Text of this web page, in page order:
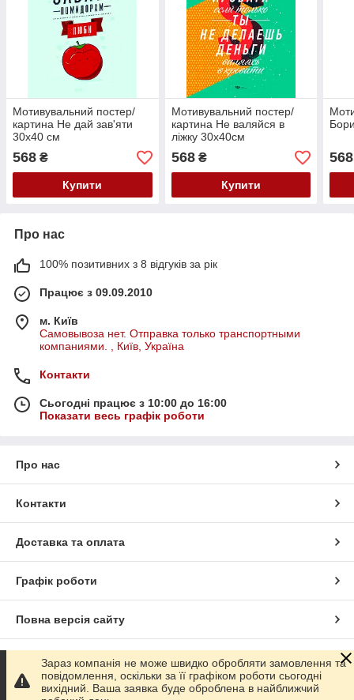
Мотивувальний постер/
картина Не дай зав'яти
30х40 см
568 ₴
Купити
Мотивувальний постер/
картина Не валяйся в
ліжку 30х40см
568₴
Купити
568
Про нас
100% позитивних з 8 відгуків за рік
Працює з 09.09.2010
м. Київ
Самовывоза нет. Отправка только транспортными
компаниями. , Київ, Україна
Контакти
Сьогодні працює з 10:00 до 16:00
Показати весь графік роботи
Про нас
Контакти
Доставка та оплата
Графік роботи
Повна версія сайту
Сайт створено на маркетплейсі Prom.ua
Політика конфіденційності
Зараз компанія не може швидко обробляти замовлення та
повідомлення, оскільки за її графіком роботи сьогодні
вихідний. Ваша заявка буде оброблена в найближчий